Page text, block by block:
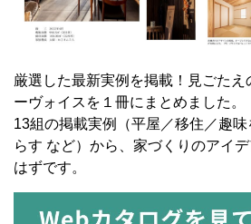
厳選した最新実例を掲載！見ごた
ーヴォイスを１冊にまとめました。
13組の掲載実例（平屋／移住／趣
らす など）から、家づくりのアイ
はずです。